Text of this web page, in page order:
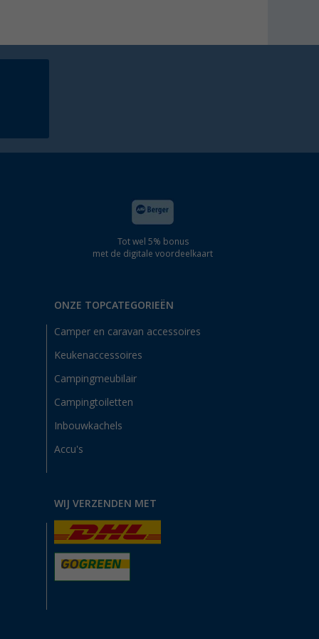
Tot wel 5% bonus
met de digitale voordeelkaart
ONZE TOPCATEGORIEËN
Camper en caravan accessoires
Keukenaccessoires
Campingmeubilair
Campingtoiletten
Inbouwkachels
Accu's
WIJ VERZENDEN MET